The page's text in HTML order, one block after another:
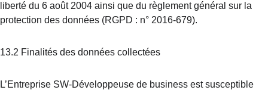
liberté du 6 août 2004 ainsi que du règlement général sur la
protection des données (RGPD : n° 2016-679).
13.2 Finalités des données collectées
L’Entreprise SW-Développeuse de business est susceptible